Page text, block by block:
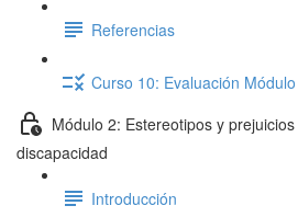
Referencias
Curso 10: Evaluación Módulo
Módulo 2: Estereotipos y
discapacidad
Introducción